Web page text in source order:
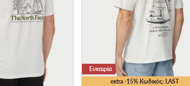
extra -15% Κωδικός: LAST
Ευκαιρία